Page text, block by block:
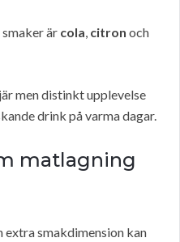
är cola, citron och
men distinkt upplevelse
drink på varma dagar.
matlagning
extra smakdimension kan